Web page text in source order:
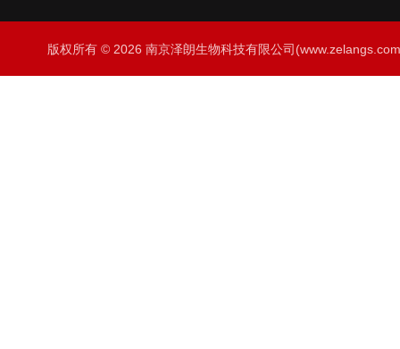
版权所有 © 2026 南京泽朗生物科技有限公司